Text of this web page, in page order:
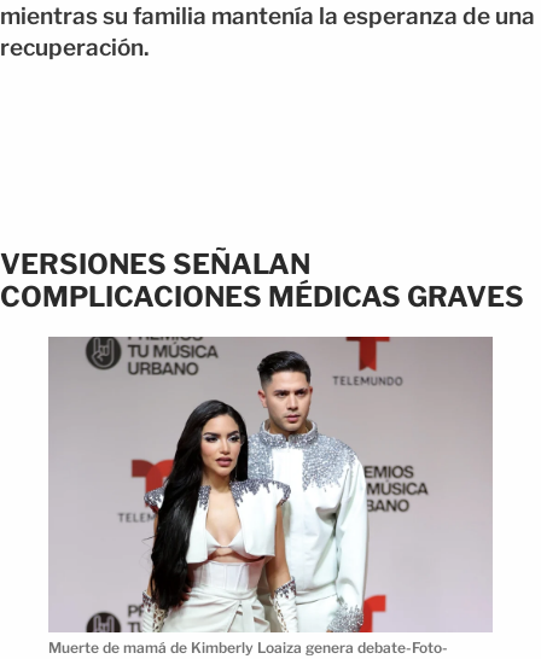
mientras su familia mantenía la esperanza de una
recuperación.
VERSIONES SEÑALAN
COMPLICACIONES MÉDICAS GRAVES
Muerte de mamá de Kimberly Loaiza genera debate-Foto-